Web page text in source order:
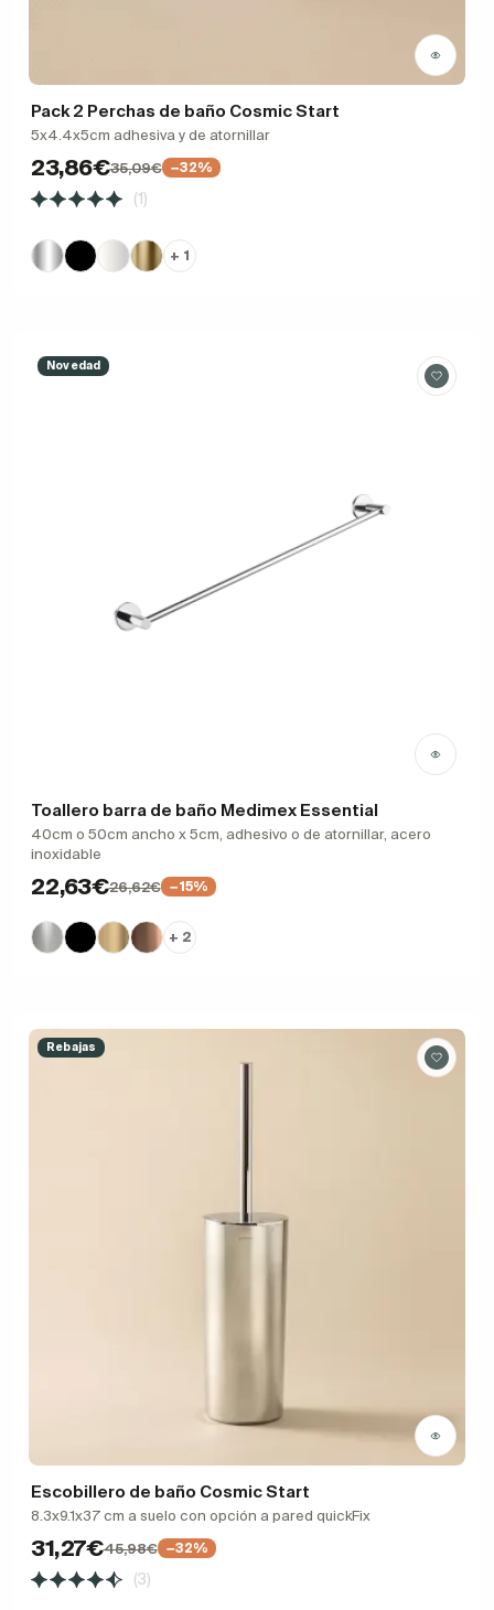
Pack 2 Perchas de baño Cosmic Start
5x4.4x5cm adhesiva y de atornillar
23,86€35,09€ −32%
(1)
+ 1
Novedad
Toallero barra de baño Medimex Essential
40cm o 50cm ancho x 5cm, adhesivo o de atornillar, acero
inoxidable
22,63€26,62€ −15%
+ 2
Rebajas
Escobillero de baño Cosmic Start
8.3x9.1x37 cm a suelo con opción a pared quickFix
31,27€45,98€ −32%
(3)